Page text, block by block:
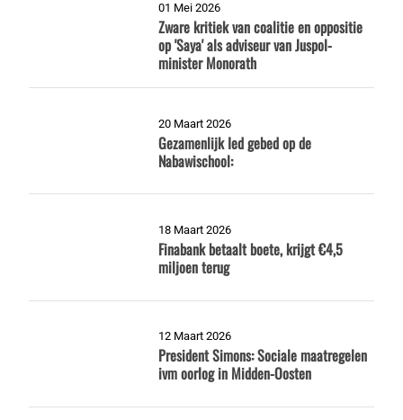
01 Mei 2026
Zware kritiek van coalitie en oppositie
op 'Saya' als adviseur van Juspol-
minister Monorath
20 Maart 2026
Gezamenlijk Ied gebed op de
Nabawischool:
18 Maart 2026
Finabank betaalt boete, krijgt €4,5
miljoen terug
12 Maart 2026
President Simons: Sociale maatregelen
ivm oorlog in Midden-Oosten